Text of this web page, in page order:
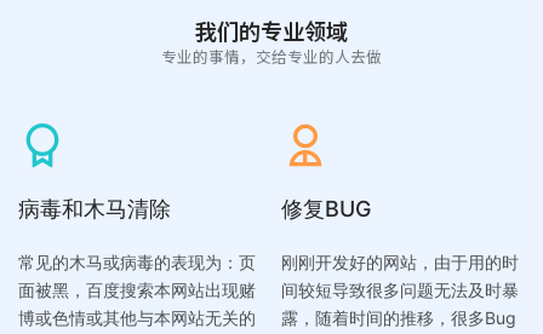
我们的专业领域
专业的事情，交给专业的人去做
病毒和木马清除
常见的木马或病毒的表现为：页
面被黑，百度搜索本网站出现赌
博或色情或其他与本网站无关的
修复BUG
刚刚开发好的网站，由于用的时
间较短导致很多问题无法及时暴
露，随着时间的推移，很多Bug